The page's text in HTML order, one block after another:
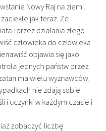
Nowy Raj na ziemi.
jak teraz. Ze
i przez działania złego
człowieka do człowieka
objawia się jako
jednych państw przez
ma wielu wyznawców.
nie zdają sobie
i uczynki w każdym czasie i
zobaczyć liczbę